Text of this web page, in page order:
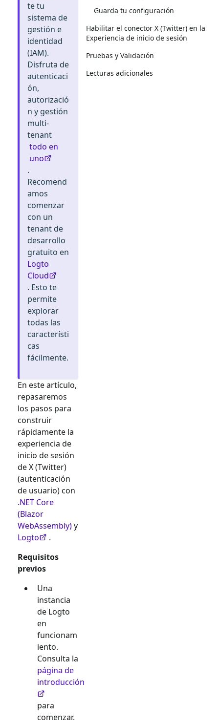
te tu
sistema de
gestión e
identidad
(IAM).
Disfruta de
autenticaci
ón,
autorizació
n y gestión
multi-
tenant
todo en
uno
.
Recomend
amos
comenzar
con un
tenant de
desarrollo
gratuito en
Logto
Cloud
. Esto te
permite
explorar
todas las
característi
cas
fácilmente.
En este artículo,
repasaremos
los pasos para
construir
rápidamente la
experiencia de
inicio de sesión
deX (Twitter)
(autenticación
de usuario) con
.NET Core
(Blazor
WebAssembly)y
Logto
.
Requisitos
previos
Una
instancia
de Logto
en
funcionam
iento.
Consulta la
página de
introducción
para
comenzar.
Guarda tu configuración
Habilitar el conector X (Twitter) en la
Experiencia de inicio de sesión
Pruebas y Validación
Lecturas adicionales